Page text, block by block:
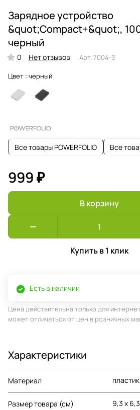
Зарядное устройство
&quot;Compact+&quot;,
черный
0 Нет отзывов Арт. 7004-3
Цвет : черный
Все товары POWERFOLIO Все
999 ₽
В корзину
Купить в 1 клик
Есть в наличии
Цена действительна только для
может отличаться от цен в розничных
Характеристики
Материал пластик
Размер товара (см) 9,3 х